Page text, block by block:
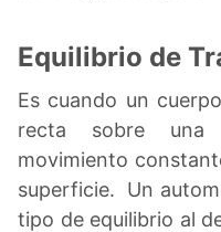
Equilibrio de
Es cuando un
recta sobre una
movimiento
superficie. Un
tipo de equilibrio al